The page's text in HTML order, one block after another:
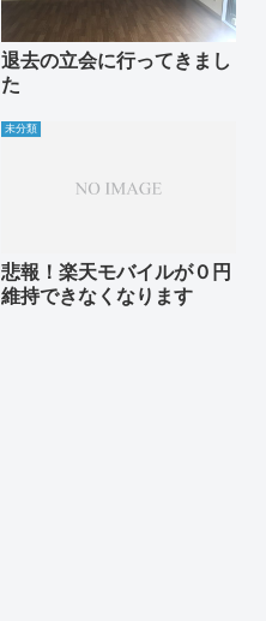
退去の立会に行ってきまし
た
未分類
悲報！楽天モバイルが０円
維持できなくなります